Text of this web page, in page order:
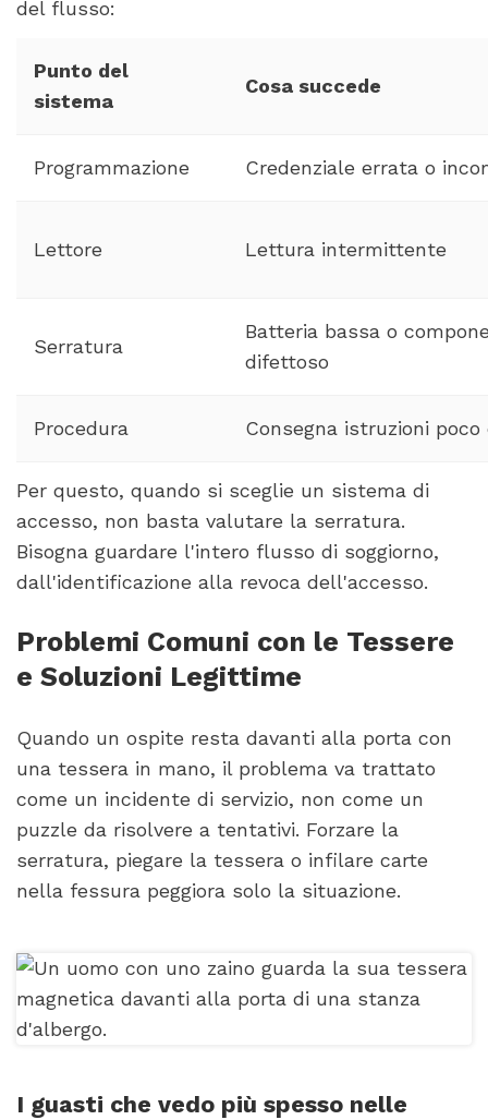
del flusso:
Punto del
sistema
Cosa succede
Programmazione Credenziale errata o
Lettore Lettura intermittente
Serratura
Batteria bassa o
difettoso
Procedura Consegna istruzioni poco
Per questo, quando si sceglie un sistema di
accesso, non basta valutare la serratura.
Bisogna guardare l'intero flusso di soggiorno,
dall'identificazione alla revoca dell'accesso.
Problemi Comuni con le Tessere
e Soluzioni Legittime
Quando un ospite resta davanti alla porta con
una tessera in mano, il problema va trattato
come un incidente di servizio, non come un
puzzle da risolvere a tentativi. Forzare la
serratura, piegare la tessera o infilare carte
nella fessura peggiora solo la situazione.
I guasti che vedo più spesso nelle